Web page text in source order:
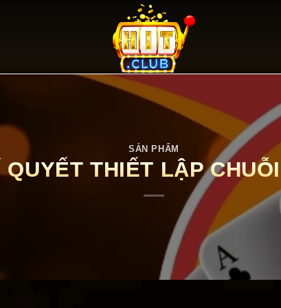
SẢN PHẨM
THIẾT LẬP